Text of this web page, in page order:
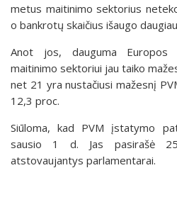
metus maitinimo sektorius
o bankrotų skaičius išaugo
Anot jos, dauguma Europos
maitinimo sektoriui jau taiko
net 21 yra nustačiusi mažesnį
12,3 proc.
Siūloma, kad PVM įstatymo
sausio 1 d. Jas pasirašė
atstovaujantys parlamentarai.